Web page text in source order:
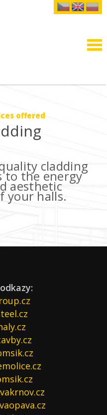
offered
cladding
the energy
aesthetic
your halls.